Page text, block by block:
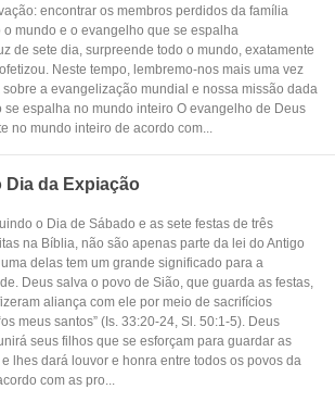
encontrar os membros perdidos da família
mundo e o evangelho que se espalha
de sete dia, surpreende todo o mundo, exatamente
Neste tempo, lembremo-nos mais uma vez
a evangelização mundial e nossa missão dada
se espalha no mundo inteiro O evangelho de Deus
no mundo inteiro de acordo com...
da Expiação
o Dia de Sábado e as sete festas de três
na Bíblia, não são apenas parte da lei do Antigo
delas tem um grande significado para a
Deus salva o povo de Sião, que guarda as festas,
aliança com ele por meio de sacrifícios
meus santos” (Is. 33:20-24, Sl. 50:1-5). Deus
seus filhos que se esforçam para guardar as
lhes dará louvor e honra entre todos os povos da
com as pro...